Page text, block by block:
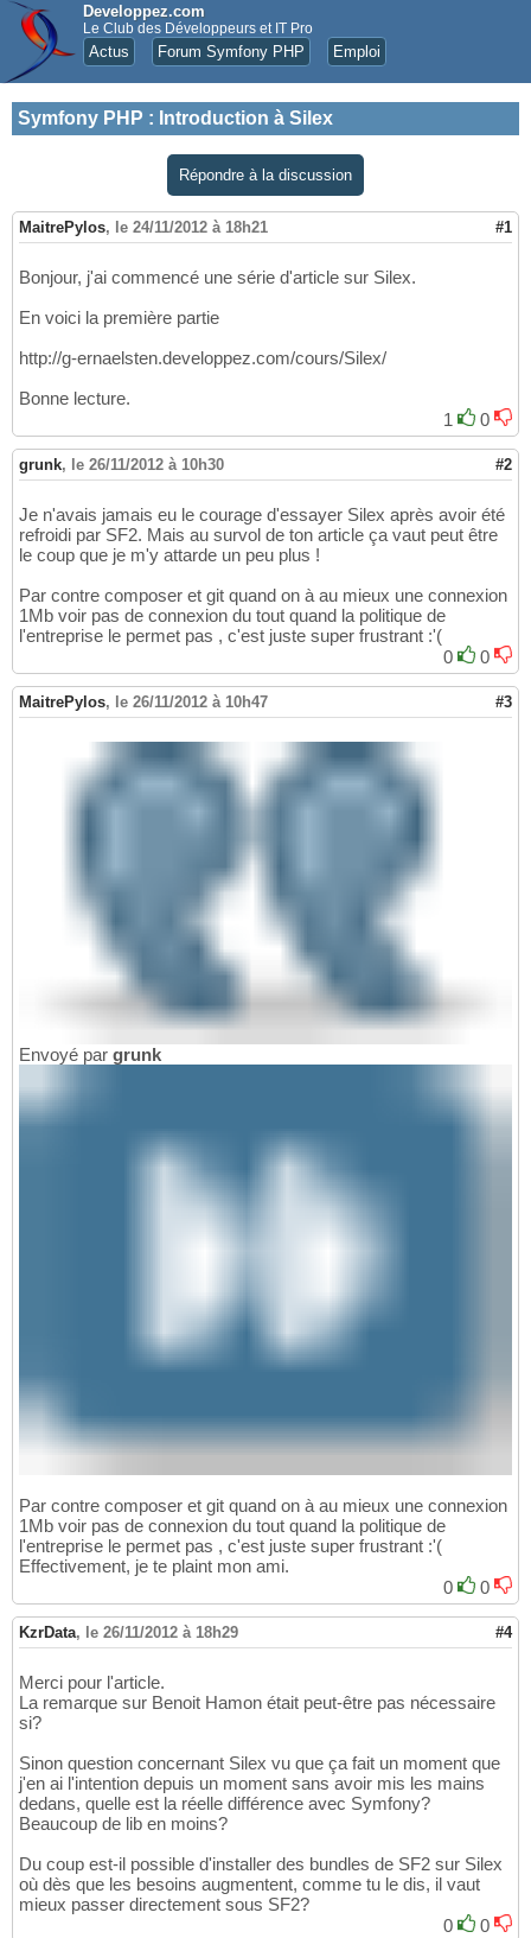
Developpez.com
Le Club des Développeurs et IT Pro
Actus Forum Symfony PHP Emploi
Symfony PHP : Introduction à Silex
Répondre à la discussion
MaitrePylos, le 24/11/2012 à 18h21 #1
Bonjour, j'ai commencé une série d'article sur Silex.
En voici la première partie
http://g-ernaelsten.developpez.com/cours/Silex/
Bonne lecture.
1
0
grunk, le 26/11/2012 à 10h30 #2
Je n'avais jamais eu le courage d'essayer Silex après avoir été
refroidi par SF2. Mais au survol de ton article ça vaut peut être
le coup que je m'y attarde un peu plus !
Par contre composer et git quand on à au mieux une connexion
1Mb voir pas de connexion du tout quand la politique de
l'entreprise le permet pas , c'est juste super frustrant :'(
0
0
MaitrePylos, le 26/11/2012 à 10h47 #3
Envoyé par grunk
Par contre composer et git quand on à au mieux une connexion
1Mb voir pas de connexion du tout quand la politique de
l'entreprise le permet pas , c'est juste super frustrant :'(
Effectivement, je te plaint mon ami.
0
0
KzrData, le 26/11/2012 à 18h29 #4
Merci pour l'article.
La remarque sur Benoit Hamon était peut-être pas nécessaire
si?
Sinon question concernant Silex vu que ça fait un moment que
j'en ai l'intention depuis un moment sans avoir mis les mains
dedans, quelle est la réelle différence avec Symfony?
Beaucoup de lib en moins?
Du coup est-il possible d'installer des bundles de SF2 sur Silex
où dès que les besoins augmentent, comme tu le dis, il vaut
mieux passer directement sous SF2?
0
0